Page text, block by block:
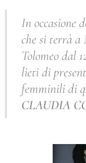
In occasione
che si terrà a
Tolomeo dal
lieti di
femminili di
CLAUDIA